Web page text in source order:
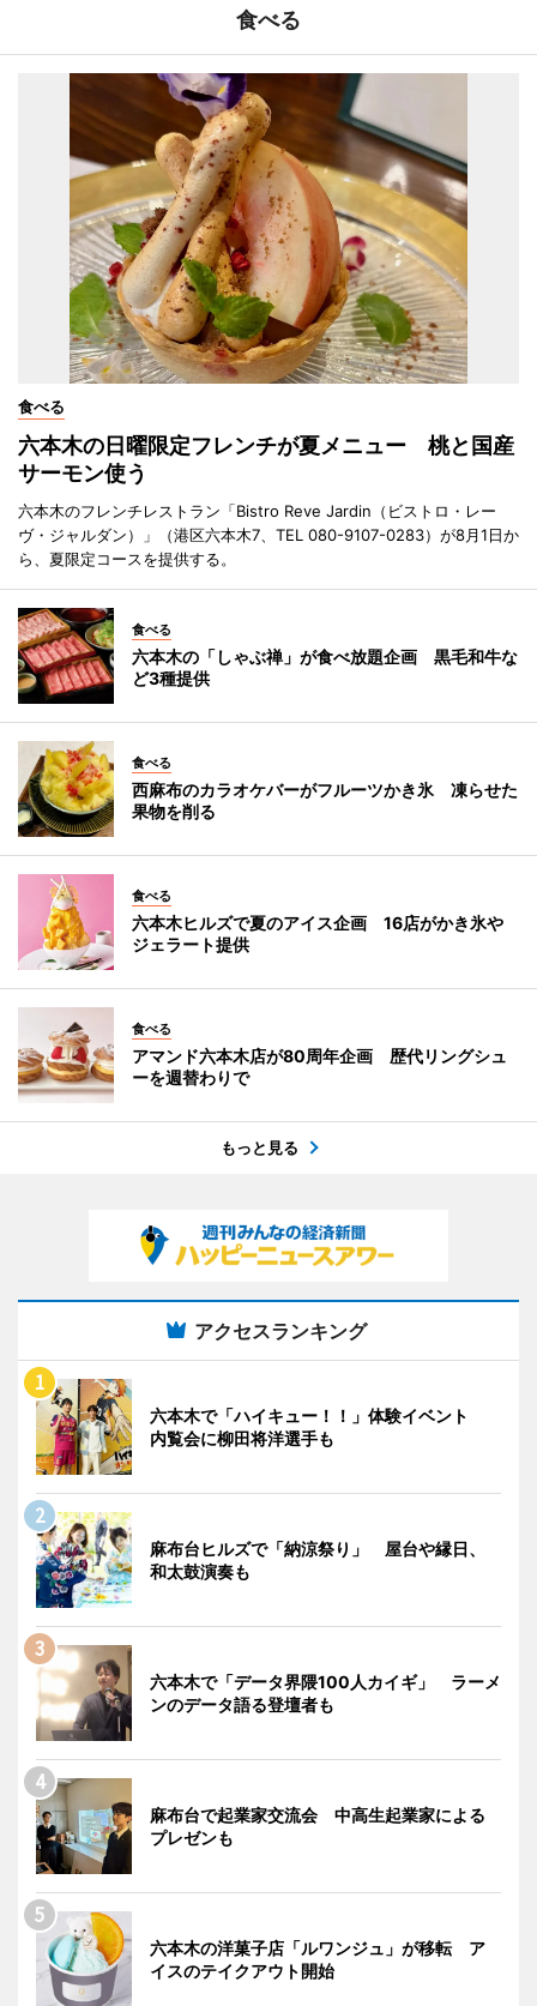
食べる
食べる
六本木の日曜限定フレンチが夏メニュー 桃と国産
サーモン使う
六本木のフレンチレストラン「Bistro Reve Jardin（ビストロ・レー
ヴ・ジャルダン）」（港区六本木7、TEL 080-9107-0283）が8月1日か
ら、夏限定コースを提供する。
食べる
六本木の「しゃぶ禅」が食べ放題企画 黒毛和牛な
ど3種提供
食べる
西麻布のカラオケバーがフルーツかき氷 凍らせた
果物を削る
食べる
六本木ヒルズで夏のアイス企画 16店がかき氷や
ジェラート提供
食べる
アマンド六本木店が80周年企画 歴代リングシュ
ーを週替わりで
もっと見る
アクセスランキング
六本木で「ハイキュー！！」体験イベント
内覧会に柳田将洋選手も
麻布台ヒルズで「納涼祭り」 屋台や縁日、
和太鼓演奏も
六本木で「データ界隈100人カイギ」 ラーメ
ンのデータ語る登壇者も
麻布台で起業家交流会 中高生起業家による
プレゼンも
六本木の洋菓子店「ルワンジュ」が移転 ア
イスのテイクアウト開始